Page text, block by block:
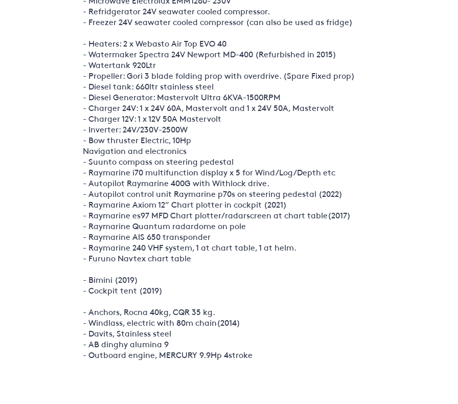
- Refridgerator 24V seawater cooled compressor.
- Freezer 24V seawater cooled compressor (can also be used as fridge)
- Heaters: 2 x Webasto Air Top EVO 40
- Watermaker Spectra 24V Newport MD-400 (Refurbished in 2015)
- Watertank 920Ltr
- Propeller: Gori 3 blade folding prop with overdrive. (Spare Fixed prop)
- Diesel tank: 660ltr stainless steel
- Diesel Generator: Mastervolt Ultra 6KVA-1500RPM
- Charger 24V: 1 x 24V 60A, Mastervolt and 1 x 24V 50A, Mastervolt
- Charger 12V: 1 x 12V 50A Mastervolt
- Inverter: 24V/230V-2500W
- Bow thruster Electric, 10Hp
Navigation and electronics
- Suunto compass on steering pedestal
- Raymarine i70 multifunction display x 5 for Wind/Log/Depth etc
- Autopilot Raymarine 400G with Withlock drive.
- Autopilot control unit Raymarine p70s on steering pedestal (2022)
- Raymarine Axiom 12” Chart plotter in cockpit (2021)
- Raymarine es97 MFD Chart plotter/radarscreen at chart table(2017)
- Raymarine Quantum radardome on pole
- Raymarine AIS 650 transponder
- Raymarine 240 VHF system, 1 at chart table, 1 at helm.
- Furuno Navtex chart table
- Bimini (2019)
- Cockpit tent (2019)
- Anchors, Rocna 40kg, CQR 35 kg.
- Windlass, electric with 80m chain(2014)
- Davits, Stainless steel
- AB dinghy alumina 9
- Outboard engine, MERCURY 9.9Hp 4stroke